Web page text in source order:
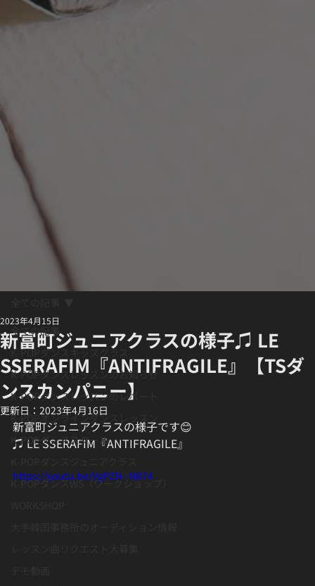
全ての記事
K-POPダンスキッズクラス
K-POPダンスレッスンのお知らせ
K-POPダンスレッスンのレポート
K-POPオンラインダンスレッスン
K-POPダンススクール
K-POPダンスWS（ワークショップ）
新富町ジュニアクラスの様子♫ LE
SSERAFIM『ANTIFRAGILE』【TSダ
ンスカンパニー】
2023年4月15日
更新日： 2023年4月16日
新富町ジュニアクラスの様子です😊
♫ LE SSERAFIM『ANTIFRAGILE』
https://youtu.be/VgPZN--NB74